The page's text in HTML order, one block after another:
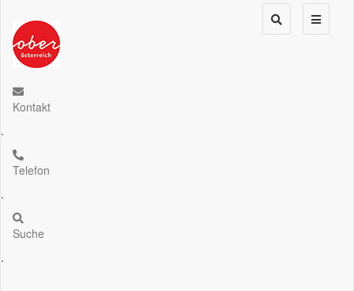
Kontakt
.
Telefon
.
Suche
.